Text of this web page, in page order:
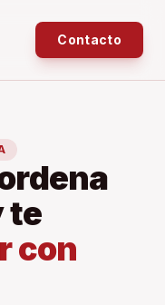
Contacto
te
con